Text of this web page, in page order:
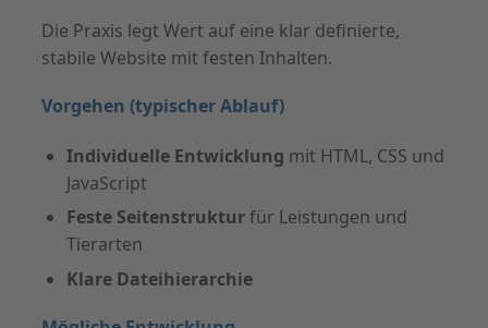
Die Praxis legt Wert auf eine klar definierte,
stabile Website mit festen Inhalten.
Vorgehen (typischer Ablauf)
Individuelle Entwicklung mit HTML, CSS und
JavaScript
Feste Seitenstrukturfür Leistungen und
Tierarten
Klare Dateihierarchie